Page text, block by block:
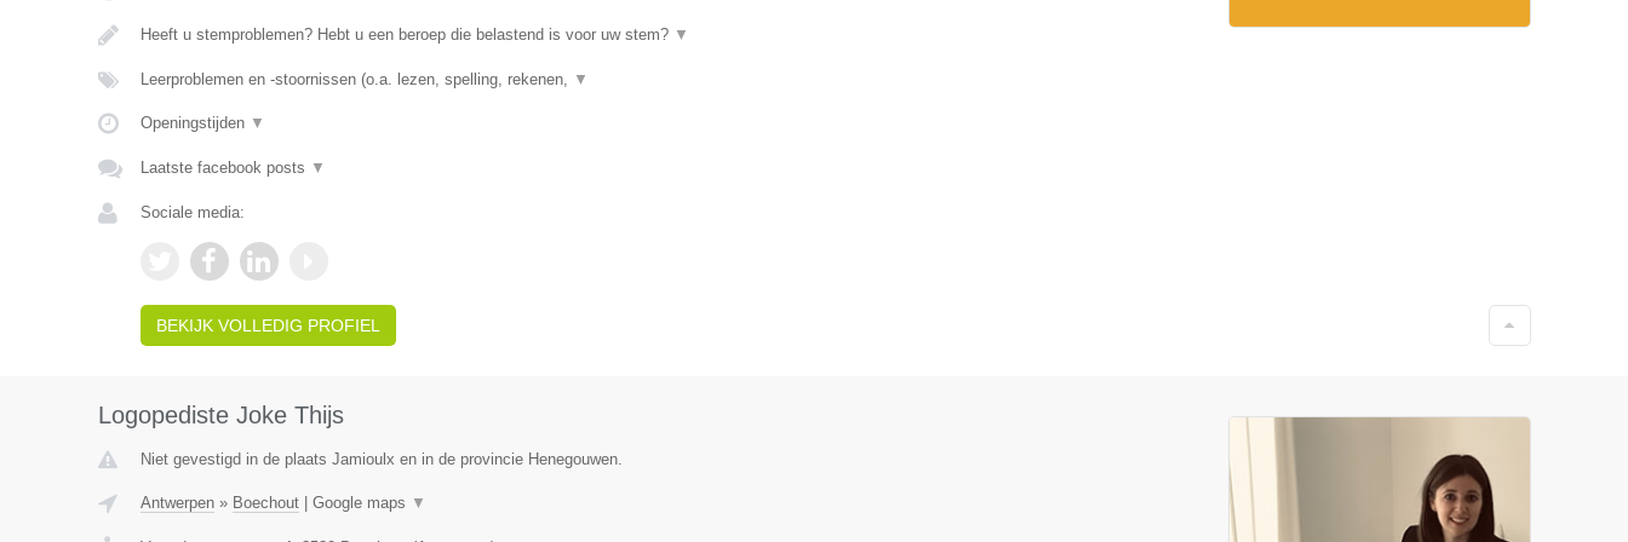
Heeft u stemproblemen? Hebt u een beroep die belastend is voor uw stem? ▼
Leerproblemen en -stoornissen (o.a. lezen, spelling, rekenen, ▼
Openingstijden ▼
Laatste facebook posts ▼
Sociale media:
BEKIJK VOLLEDIG PROFIEL
Logopediste Joke Thijs
Niet gevestigd in de plaats Jamioulx en in de provincie Henegouwen.
Antwerpen» Boechout| Google maps ▼